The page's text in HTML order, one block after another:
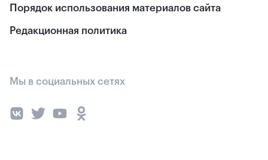
Порядок использования материалов сайта
Редакционная политика
Мы в социальных сетях